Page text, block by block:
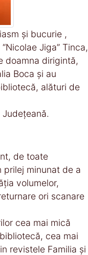
și bucurie ,
Jiga” Tinca,
doamna dirigintă,
Boca și au
alături de
de toate
minunat de a
volumelor,
ori scanare
cea mai mică
cea mai
revistele Familia și